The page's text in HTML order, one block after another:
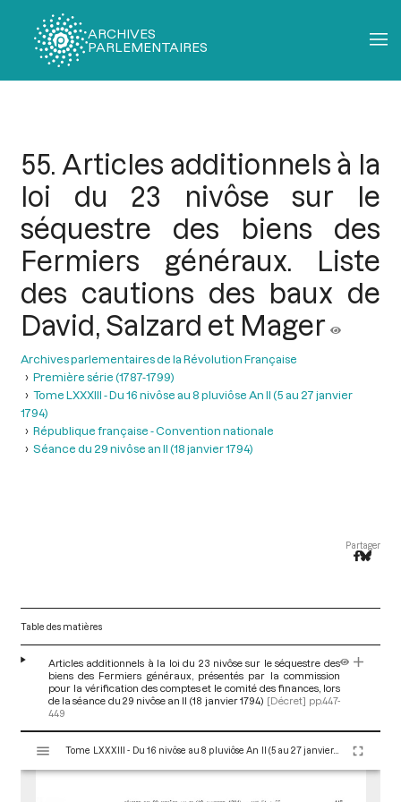
ARCHIVES
PARLEMENTAIRES
55. Articles additionnels à la
loi du 23 nivôse sur le
séquestre des biens des
Fermiers généraux. Liste
des cautions des baux de
David, Salzard et Mager
Archives parlementaires de la Révolution Française
Première série (1787-1799)
Tome LXXXIII - Du 16 nivôse au 8 pluviôse An II (5 au 27 janvier
1794)
République française - Convention nationale
Séance du 29 nivôse an II (18 janvier 1794)
Partager
Table des matières
Articles additionnels à la loi du 23 nivôse sur le séquestre des
biens des Fermiers généraux, présentés par la commission
pour la vérification des comptes et le comité des finances, lors
de la séance du 29 nivôse an II (18 janvier 1794) [Décret] pp.447-
449
s